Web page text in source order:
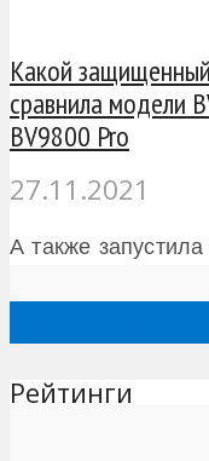
Какой
сравнила модели
BV9800 Pro
27.11.2021
А также
Рейтинги